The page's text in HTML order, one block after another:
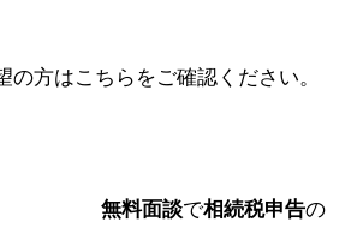
方はこちらをご確認ください。
無料面談で相続税申告の